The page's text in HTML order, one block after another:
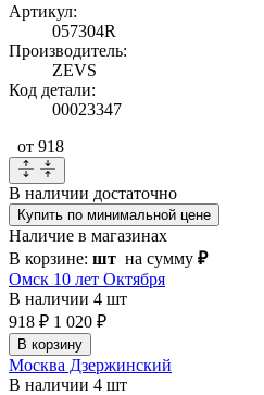
Артикул:
057304R
Производитель:
ZEVS
Код детали:
00023347
от 918
В наличии достаточно
Купить по минимальной цене
Наличие в магазинах
В корзине: шт на сумму ₽
Омск 10 лет Октября
В наличии 4 шт
918 ₽ 1 020 ₽
В корзину
Москва Дзержинский
В наличии 4 шт